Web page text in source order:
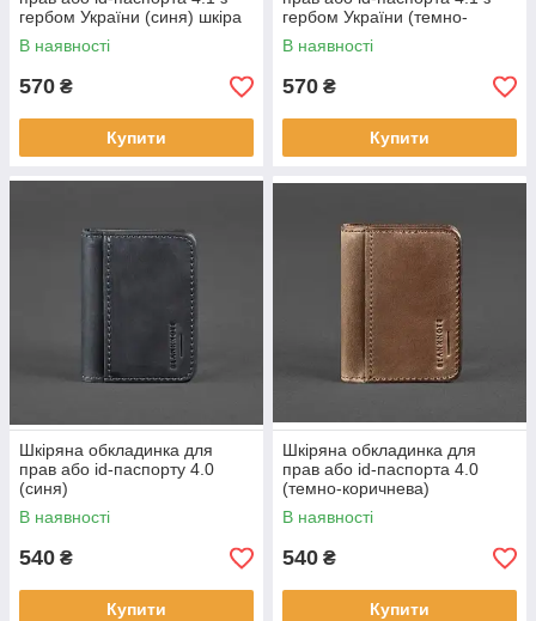
гербом України (синя) шкіра
Crazy Horse
В наявності
570 ₴
Купити
гербом України (темно-
коричнева) шкіра Crazy Horse
В наявності
570 ₴
Купити
Шкіряна обкладинка для
прав або id-паспорту 4.0
(синя)
В наявності
540 ₴
Купити
Шкіряна обкладинка для
прав або id-паспорта 4.0
(темно-коричнева)
В наявності
540 ₴
Купити